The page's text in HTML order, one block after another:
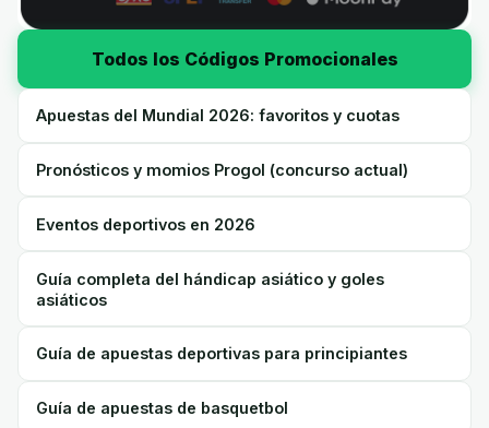
Todos los Códigos Promocionales
Apuestas del Mundial 2026: favoritos y cuotas
Pronósticos y momios Progol (concurso actual)
Eventos deportivos en 2026
Guía completa del hándicap asiático y goles
asiáticos
Guía de apuestas deportivas para principiantes
Guía de apuestas de basquetbol